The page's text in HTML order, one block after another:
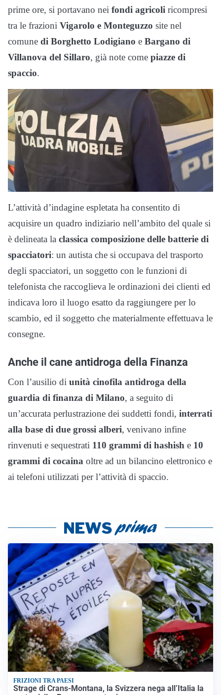
prime ore, si portavano nei fondi agricoli ricompresi
tra le frazioni Vigarolo e Monteguzzo site nel
comune di Borghetto Lodigiano e Bargano di
Villanova del Sillaro, già note come piazze di
spaccio.
L’attività d’indagine espletata ha consentito di
acquisire un quadro indiziario nell’ambito del quale si
è delineata la classica composizione delle batterie di
spacciatori: un autista che si occupava del trasporto
degli spacciatori, un soggetto con le funzioni di
telefonista che raccoglieva le ordinazioni dei clienti ed
indicava loro il luogo esatto da raggiungere per lo
scambio, ed il soggetto che materialmente effettuava le
consegne.
Anche il cane antidroga della Finanza
Con l’ausilio di unità cinofila antidroga della
guardia di finanza di Milano, a seguito di
un’accurata perlustrazione dei suddetti fondi, interrati
alla base di due grossi alberi, venivano infine
rinvenuti e sequestrati 110 grammi di hashish e 10
grammi di cocaina oltre ad un bilancino elettronico e
ai telefoni utilizzati per l’attività di spaccio.
FRIZIONI TRA PAESI
Strage di Crans-Montana, la Svizzera nega all’Italia la